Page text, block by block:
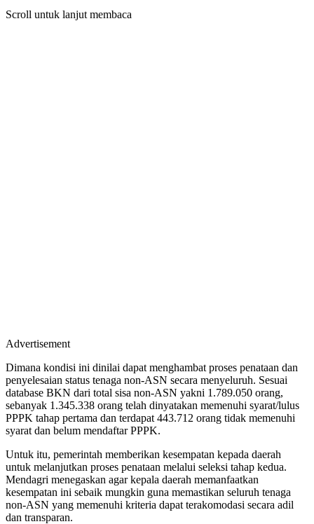
Scroll untuk lanjut membaca
Advertisement
Dimana kondisi ini dinilai dapat menghambat proses penataan dan
penyelesaian status tenaga non-ASN secara menyeluruh. Sesuai
database BKN dari total sisa non-ASN yakni 1.789.050 orang,
sebanyak 1.345.338 orang telah dinyatakan memenuhi syarat/lulus
PPPK tahap pertama dan terdapat 443.712 orang tidak memenuhi
syarat dan belum mendaftar PPPK.
Untuk itu, pemerintah memberikan kesempatan kepada daerah
untuk melanjutkan proses penataan melalui seleksi tahap kedua.
Mendagri menegaskan agar kepala daerah memanfaatkan
kesempatan ini sebaik mungkin guna memastikan seluruh tenaga
non-ASN yang memenuhi kriteria dapat terakomodasi secara adil
dan transparan.